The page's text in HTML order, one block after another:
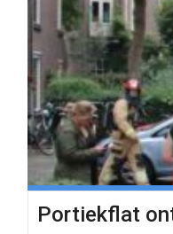
Portiekflat